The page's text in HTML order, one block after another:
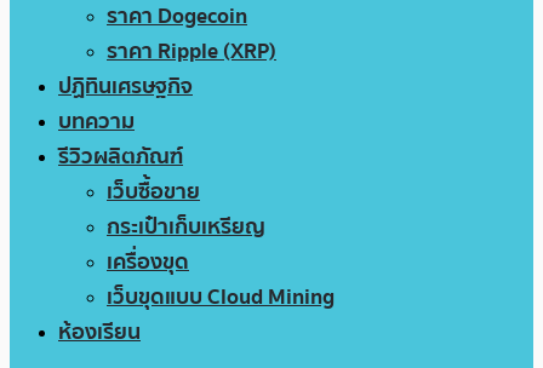
ราคา Dogecoin
ราคา Ripple (XRP)
ปฏิทินเศรษฐกิจ
บทความ
รีวิวผลิตภัณฑ์
เว็บซื้อขาย
กระเป๋าเก็บเหรียญ
เครื่องขุด
เว็บขุดแบบ Cloud Mining
ห้องเรียน